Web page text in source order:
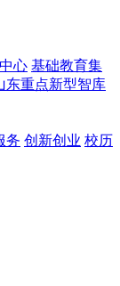
心 基础教育集
东重点新型智库
务 创新创业 校历